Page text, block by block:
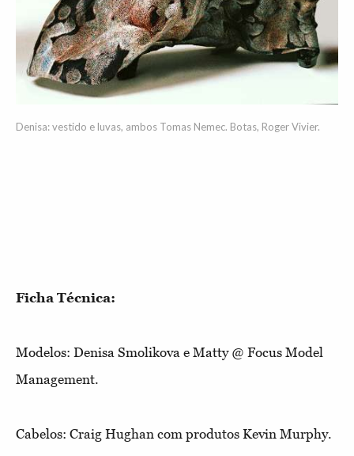
Denisa: vestido e luvas, ambos Tomas Nemec. Botas, Roger Vivier.
Ficha Técnica:
Modelos: Denisa Smolikova e Matty @ Focus Model
Management.
Cabelos: Craig Hughan com produtos Kevin Murphy.